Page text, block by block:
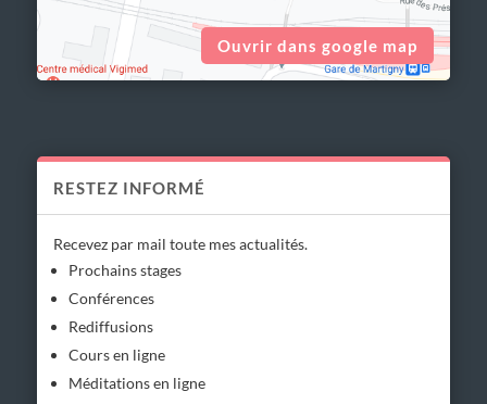
Ouvrir dans google map
RESTEZ INFORMÉ
Recevez par mail toute mes actualités.
Prochains stages
Conférences
Rediffusions
Cours en ligne
Méditations en ligne